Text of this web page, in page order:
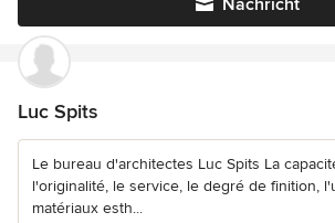
Nachricht
Luc Spits
Le bureau d'architectes Luc Spits La
l'originalité, le service, le degré de finition,
matériaux esth...